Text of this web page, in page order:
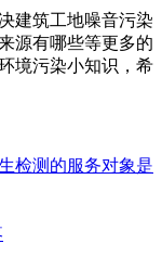
建筑工地噪音污染
源有哪些等更多的
境污染小知识，希
检测的服务对象是